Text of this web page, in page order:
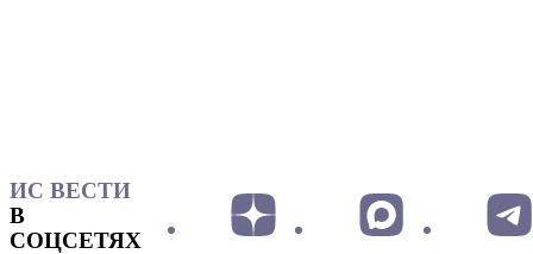
ИС ВЕСТИ
В
СОЦСЕТЯХ